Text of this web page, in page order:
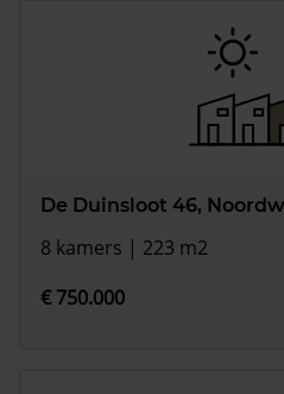
De Duinsloot 46,
8 kamers | 223 m2
€ 750.000